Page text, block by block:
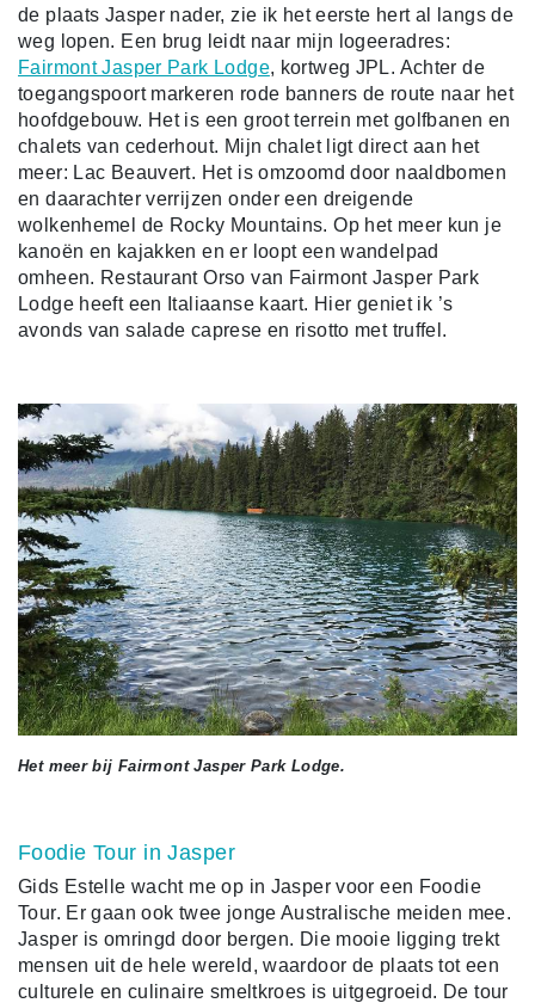
de plaats Jasper nader, zie ik het eerste hert al langs de
weg lopen. Een brug leidt naar mijn logeeradres:
Fairmont Jasper Park Lodge, kortweg JPL. Achter de
toegangspoort markeren rode banners de route naar het
hoofdgebouw. Het is een groot terrein met golfbanen en
chalets van cederhout. Mijn chalet ligt direct aan het
meer: Lac Beauvert. Het is omzoomd door naaldbomen
en daarachter verrijzen onder een dreigende
wolkenhemel de Rocky Mountains. Op het meer kun je
kanoën en kajakken en er loopt een wandelpad
omheen. Restaurant Orso van Fairmont Jasper Park
Lodge heeft een Italiaanse kaart. Hier geniet ik ’s
avonds van salade caprese en risotto met truffel.
Het meer bij Fairmont Jasper Park Lodge.
Foodie Tour in Jasper
Gids Estelle wacht me op in Jasper voor een Foodie
Tour. Er gaan ook twee jonge Australische meiden mee.
Jasper is omringd door bergen. Die mooie ligging trekt
mensen uit de hele wereld, waardoor de plaats tot een
culturele en culinaire smeltkroes is uitgegroeid. De tour